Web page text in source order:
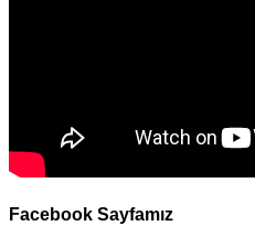
Facebook Sayfamız